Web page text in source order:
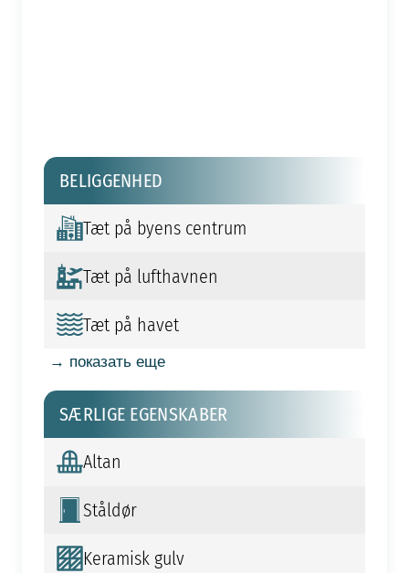
BELIGGENHED
Tæt på byens centrum
Tæt på lufthavnen
Tæt på havet
→ показать еще
SÆRLIGE EGENSKABER
Altan
Ståldør
Keramisk gulv